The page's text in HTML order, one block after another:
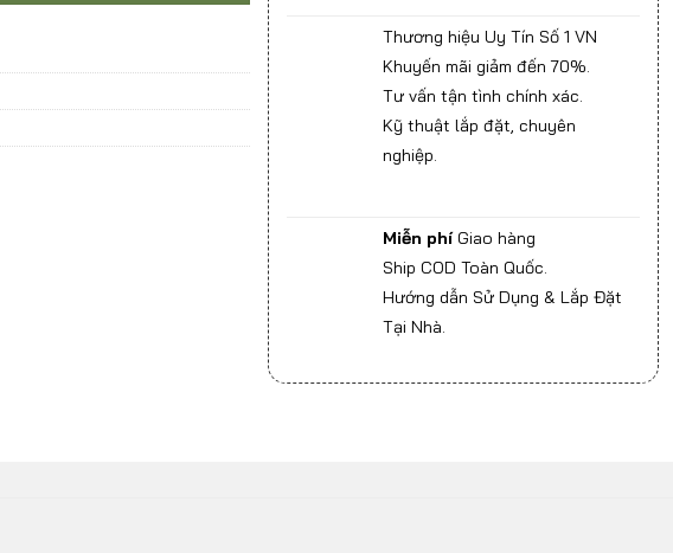
Thương hiệu Uy Tín Số 1 VN
Khuyến mãi giảm đến 70%.
Tư vấn tận tình chính xác.
Kỹ thuật lắp đặt, chuyên
nghiệp.
Miễn phíGiao hàng
Ship COD Toàn Quốc.
Hướng dẫn Sử Dụng & Lắp Đặt
Tại Nhà.